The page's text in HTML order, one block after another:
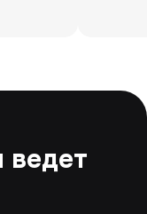
ведет